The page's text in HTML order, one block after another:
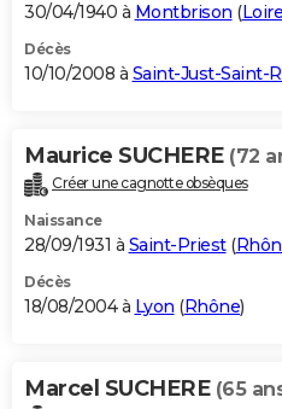
30/04/1940 à Montbrison (Loire
Décès
10/10/2008 à Saint-Just-Saint-
Maurice SUCHERE (72
Créer une cagnotte obsèques
Naissance
28/09/1931 à Saint-Priest(
Décès
18/08/2004 à Lyon (Rhône)
Marcel SUCHERE (65